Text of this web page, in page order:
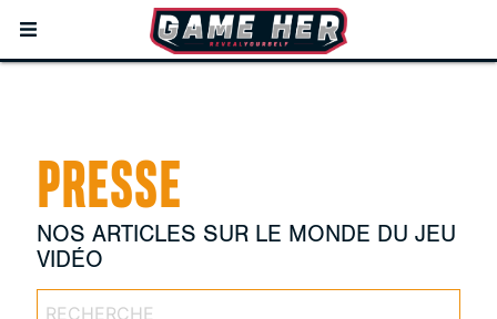
PRESSE
NOS ARTICLES SUR LE MONDE DU JEU
VIDÉO